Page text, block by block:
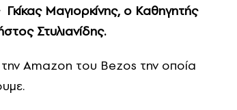
Μαγιορκίνης, ο Καθηγητής
Στυλιανίδης.
Amazon του Bezos την οποία